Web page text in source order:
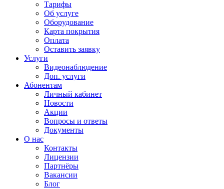
Тарифы
Об услуге
Оборудование
Карта покрытия
Оплата
Оставить заявку
Услуги
Видеонаблюдение
Доп. услуги
Абонентам
Личный кабинет
Новости
Акции
Вопросы и ответы
Документы
О нас
Контакты
Лицензии
Партнёры
Вакансии
Блог